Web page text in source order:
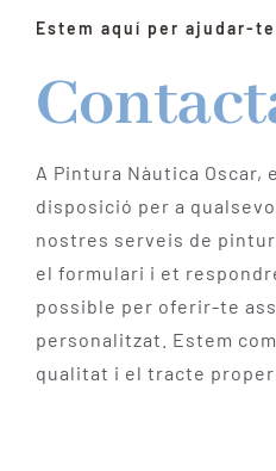
Estem aquí per ajudar-te
A Pintura Nàutica Oscar,
disposició per a
nostres serveis de
el formulari i et
possible per oferir-te
personalitzat. Estem
qualitat i el tracte proper